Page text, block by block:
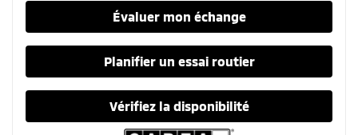
Évaluer mon échange
Planifier un essai routier
Vérifiez la disponibilité